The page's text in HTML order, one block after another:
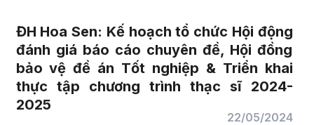
ĐH Hoa Sen: Kế hoạch tổ chức Hội động
đánh giá báo cáo chuyên đề, Hội đồng
bảo vệ đề án Tốt nghiệp & Triển khai
thực tập chương trình thạc sĩ 2024-
2025
22/05/2024